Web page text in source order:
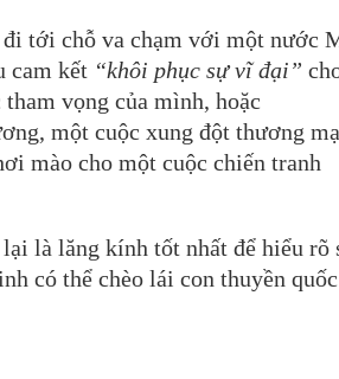
đi tới chỗ va chạm với một nước
cam kết “khôi phục sự vĩ đại”
vọng của mình, hoặc
một cuộc xung đột thương
mào cho một cuộc chiến tranh
là lăng kính tốt nhất để hiểu rõ
có thể chèo lái con thuyền quốc